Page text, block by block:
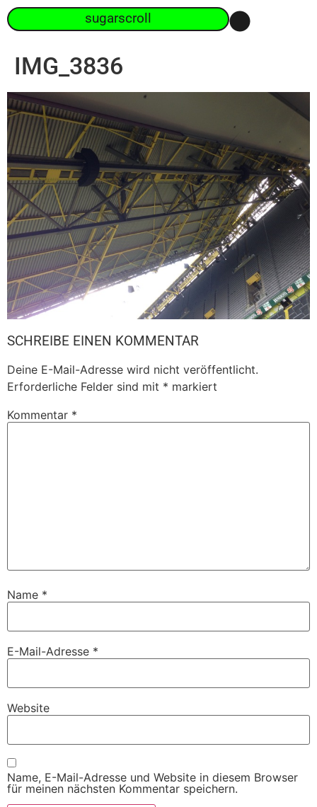
sugarscroll
IMG_3836
SCHREIBE EINEN KOMMENTAR
Deine E-Mail-Adresse wird nicht veröffentlicht.
Erforderliche Felder sind mit * markiert
Kommentar *
Name *
E-Mail-Adresse *
Website
Name, E-Mail-Adresse und Website in diesem Browser
für meinen nächsten Kommentar speichern.